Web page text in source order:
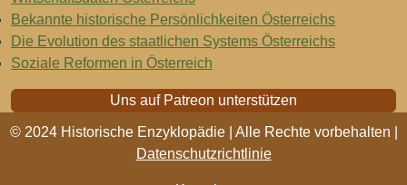
Bekannte historische Persönlichkeiten Österreichs
Die Evolution des staatlichen Systems Österreichs
Soziale Reformen in Österreich
Uns auf Patreon unterstützen
© 2024 Historische Enzyklopädie | Alle Rechte vorbehalten |
Datenschutzrichtlinie